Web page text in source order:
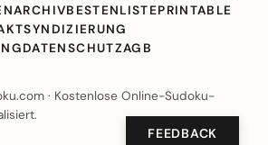
ARCHIVBESTENLISTEPRINTABLE
SYNDIZIERUNG
DATENSCHUTZAGB
· Kostenlose Online-Sudoku-
FEEDBACK